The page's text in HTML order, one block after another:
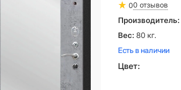
00 отзывов
Производитель:
Вес: 80 кг.
Есть в наличии
Цвет: